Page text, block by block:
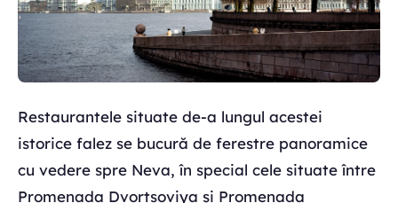
Restaurantele situate de-a lungul acestei
istorice falez se bucură de ferestre panoramice
cu vedere spre Neva, în special cele situate între
Promenada Dvortsoviya și Promenada